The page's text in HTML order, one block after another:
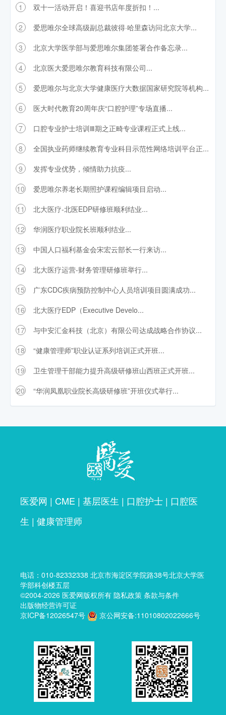
1
双十一活动开启！喜迎书店年度折扣！...
2
爱思唯尔全球高级副总裁彼得·哈里森访问北京大学...
3
北京大学医学部与爱思唯尔集团签署合作备忘录...
4
北京医大爱思唯尔教育科技有限公司...
5
爱思唯尔与北京大学健康医疗大数据国家研究院等机构...
6
医大时代教育20周年庆“口腔护理”专场直播...
7
口腔专业护士培训Ⅲ期之正畸专业课程正式上线...
8
全国执业药师继续教育专业科目示范性网络培训平台正...
9
发挥专业优势，倾情助力抗疫...
10
爱思唯尔养老长期照护课程编辑项目启动...
11
北大医疗-北医EDP研修班顺利结业...
12
华润医疗职业院长班顺利结业...
13
中国人口福利基金会宋宏云部长一行来访...
14
北大医疗运营-财务管理研修班举行...
15
广东CDC疾病预防控制中心人员培训项目圆满成功...
16
北大医疗EDP（Executive Develo...
17
与中安汇金科技（北京）有限公司达成战略合作协议...
18
“健康管理师”职业认证系列培训正式开班...
19
卫生管理干部能力提升高级研修班山西班正式开班...
20
“华润凤凰职业院长高级研修班”开班仪式举行...
医爱网 | CME | 基层医生 | 口腔护士 | 口腔医
生 | 健康管理师
电话： 010-82332338 北京市海淀区学院路38号北京大学医
学部科创楼五层
©2004-2026 医爱网版权所有 隐私政策 条款与条件
出版物经营许可证
京ICP备12026547号
京公网安备:11010802022666号